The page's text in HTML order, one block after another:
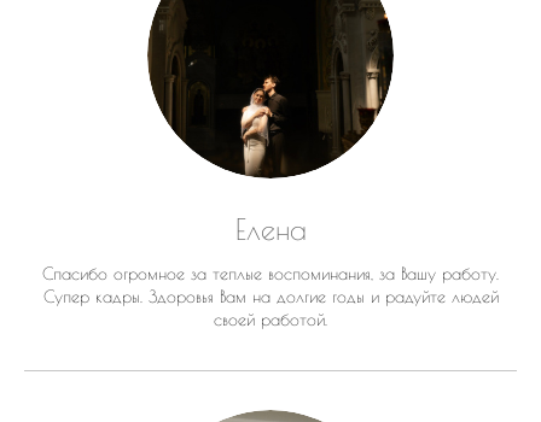
Елена
Спасибо огромное за теплые воспоминания, за Вашу работу.
Супер кадры. Здоровья Вам на долгие годы и радуйте людей
своей работой.